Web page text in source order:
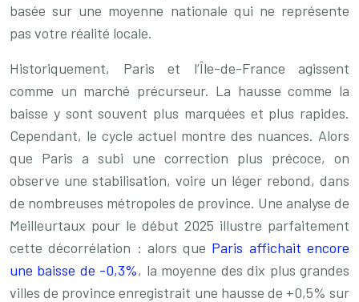
basée sur une moyenne nationale qui ne représente
pas votre réalité locale.
Historiquement, Paris et l’Île-de-France agissent
comme un marché précurseur. La hausse comme la
baisse y sont souvent plus marquées et plus rapides.
Cependant, le cycle actuel montre des nuances. Alors
que Paris a subi une correction plus précoce, on
observe une stabilisation, voire un léger rebond, dans
de nombreuses métropoles de province. Une analyse de
Meilleurtaux pour le début 2025 illustre parfaitement
cette décorrélation : alors que Paris affichait encore
une baisse de -0,3%, la moyenne des dix plus grandes
villes de province enregistrait une hausse de +0,5% sur